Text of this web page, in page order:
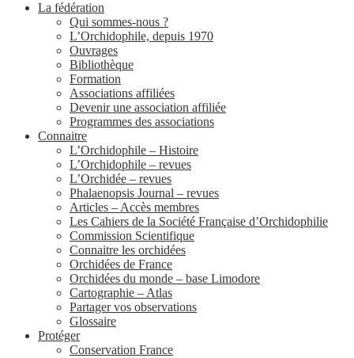
La fédération
Qui sommes-nous ?
L’Orchidophile, depuis 1970
Ouvrages
Bibliothèque
Formation
Associations affiliées
Devenir une association affiliée
Programmes des associations
Connaitre
L’Orchidophile – Histoire
L’Orchidophile – revues
L’Orchidée – revues
Phalaenopsis Journal – revues
Articles – Accès membres
Les Cahiers de la Société Française d’Orchidophilie
Commission Scientifique
Connaitre les orchidées
Orchidées de France
Orchidées du monde – base Limodore
Cartographie – Atlas
Partager vos observations
Glossaire
Protéger
Conservation France